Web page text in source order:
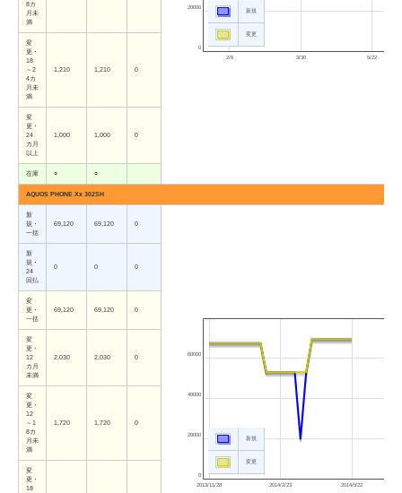
2/6 3/30 5/22
0
20000
新規
変更
8カ
月未
満
変
更・
18
～2
4カ
月未
満
1,210 1,210 0
変
更・
24
カ月
以上
1,000 1,000 0
在庫 ○ ○
AQUOS PHONE Xx 302SH
新
規・
一括
69,120 69,120 0
2013/11/28 2014/2/23 2014/5/22
0
20000
40000
60000
新規
変更
新
規・
24
回払
0 0 0
変
更・
一括
69,120 69,120 0
変
更・
12
カ月
未満
2,030 2,030 0
変
更・
12
～1
8カ
月未
満
1,720 1,720 0
変
更・
18